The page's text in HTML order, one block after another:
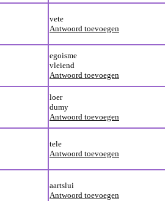
vete
Antwoord toevoegen
egoisme
vleiend
Antwoord toevoegen
loer
dumy
Antwoord toevoegen
tele
Antwoord toevoegen
aartslui
Antwoord toevoegen